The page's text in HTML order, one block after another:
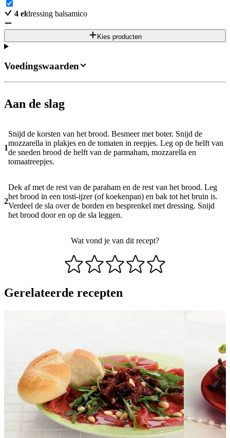
4 eldressing balsamico
Kies producten
Aan de slag
1
Snijd de korsten van het brood. Besmeer met boter. Snijd de
mozzarella in plakjes en de tomaten in reepjes. Leg op de helft van
de sneden brood de helft van de parmaham, mozzarella en
tomaatreepjes.
2
Dek af met de rest van de paraham en de rest van het brood. Leg
het brood in een tosti-ijzer (of koekenpan) en bak tot het bruin is.
Verdeel de sla over de borden en besprenkel met dressing. Snijd
het brood door en op de sla leggen.
Wat vond je van dit recept?
Voedingswaarden
Gerelateerde recepten